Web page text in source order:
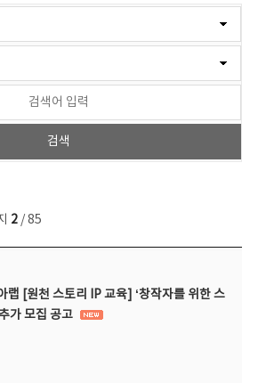
2/ 85
랩 [원천 스토리 IP 교육] ‘창작자를 위한 스
가 모집 공고